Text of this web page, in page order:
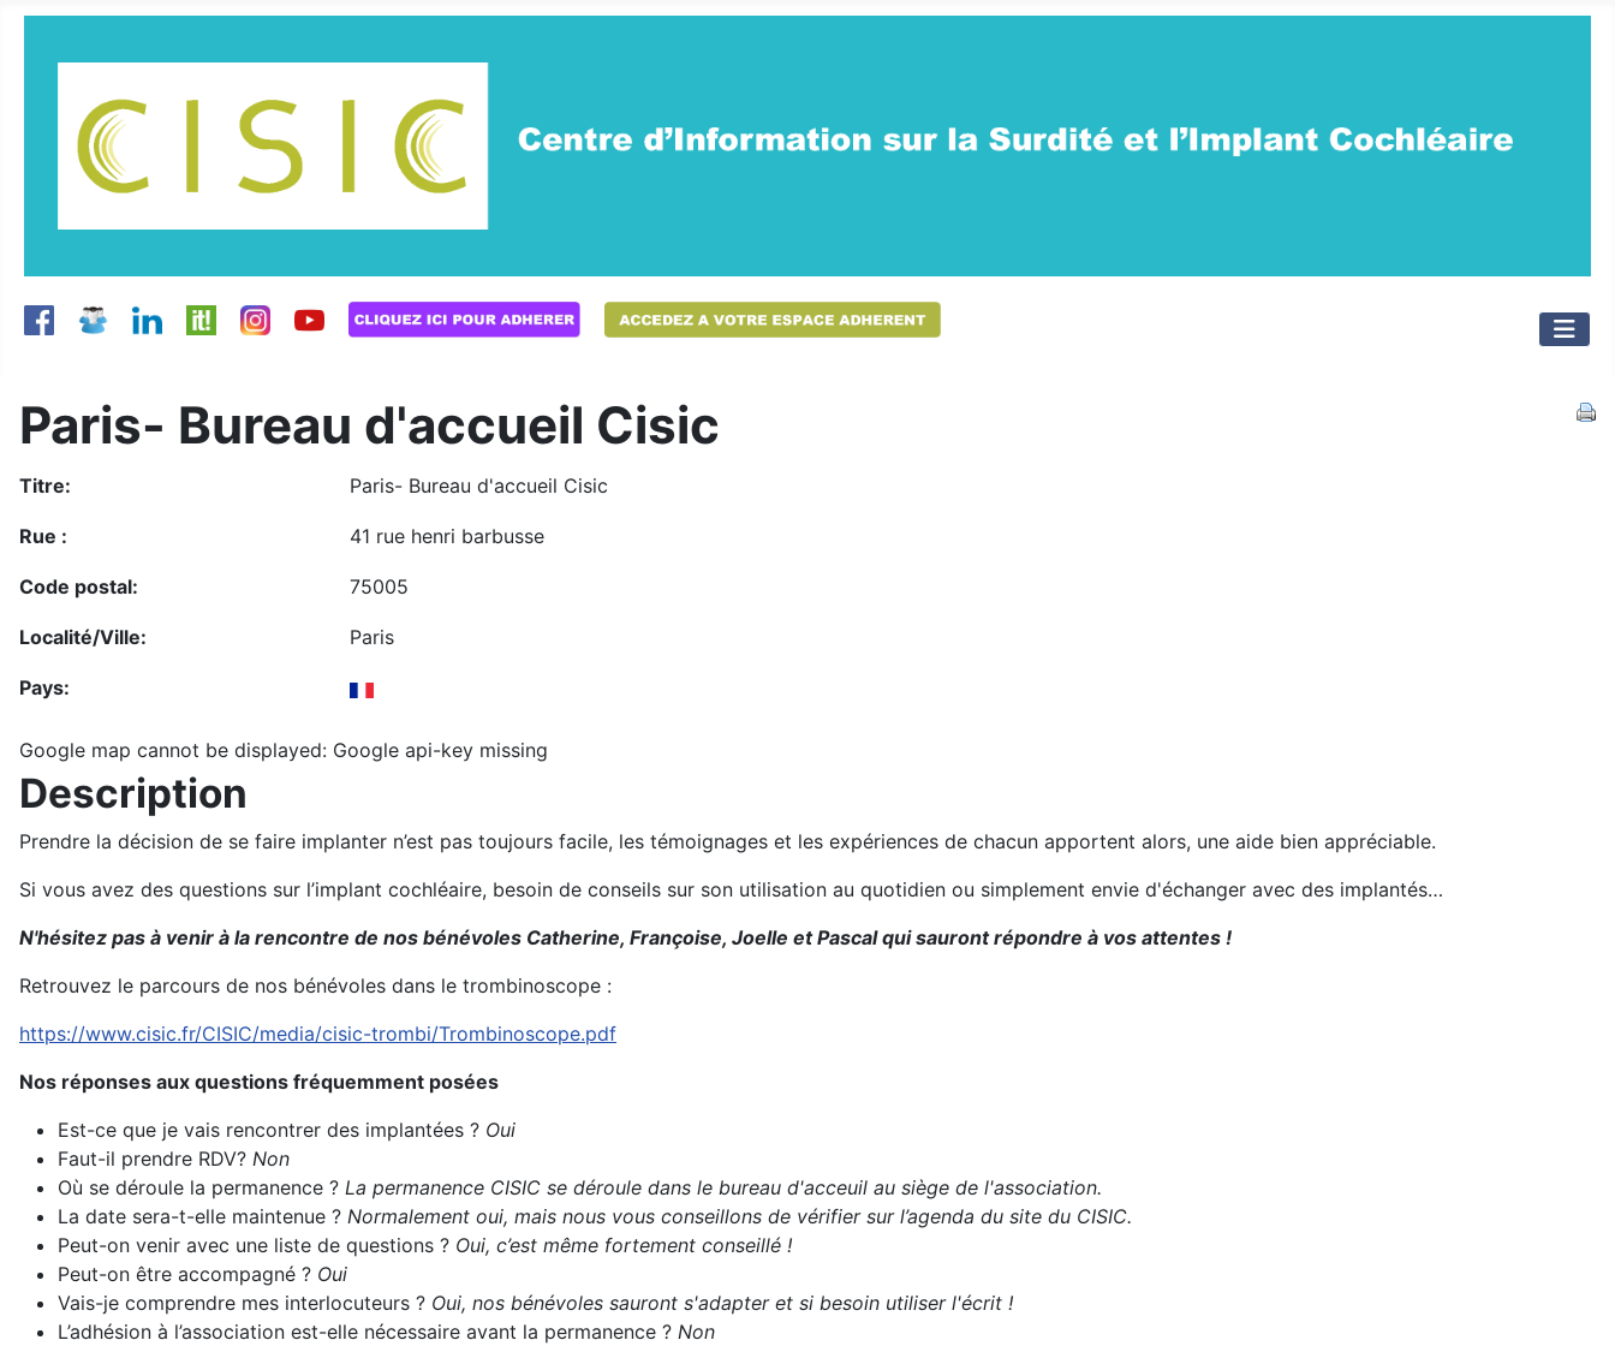
Paris- Bureau d'accueil Cisic
Titre: Paris- Bureau d'accueil Cisic
Rue : 41 rue henri barbusse
Code postal: 75005
Localité/Ville: Paris
Pays:
Google map cannot be displayed: Google api-key missing
Description
Prendre la décision de se faire implanter n’est pas toujours facile, les témoignages et les expériences de chacun apportent alors, une aide bien appréciable.
Si vous avez des questions sur l’implant cochléaire, besoin de conseils sur son utilisation au quotidien ou simplement envie d'échanger avec des implantés…
N'hésitez pas à venir à la rencontre de nos bénévoles Catherine, Françoise, Joelle et Pascal qui sauront répondre à vos attentes !
Retrouvez le parcours de nos bénévoles dans le trombinoscope :
https://www.cisic.fr/CISIC/media/cisic-trombi/Trombinoscope.pdf
Nos réponses aux questions fréquemment posées
Est-ce que je vais rencontrer des implantées ? Oui
Faut-il prendre RDV? Non
Où se déroule la permanence ? La permanence CISIC se déroule dans le bureau d'acceuil au siège de l'association.
La date sera-t-elle maintenue ? Normalement oui, mais nous vous conseillons de vérifier sur l’agenda du site du CISIC.
Peut-on venir avec une liste de questions ? Oui, c’est même fortement conseillé !
Peut-on être accompagné ? Oui
Vais-je comprendre mes interlocuteurs ? Oui, nos bénévoles sauront s'adapter et si besoin utiliser l'écrit !
L’adhésion à l’association est-elle nécessaire avant la permanence ? Non